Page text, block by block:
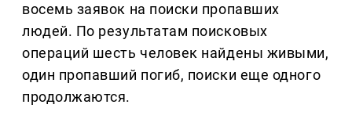
восемь заявок на поиски пропавших
людей. По результатам поисковых
операций шесть человек найдены живыми,
один пропавший погиб, поиски еще одного
продолжаются.